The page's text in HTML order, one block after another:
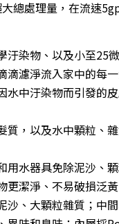
總處理量，在流速
汙染物、以及小至25
滴濾淨流入家中的每
水中汙染物而引發的
質，以及水中顆粒、
用水器具免除泥沙、
更潔淨、不易破損泛黃
沙、大顆粒雜質；中